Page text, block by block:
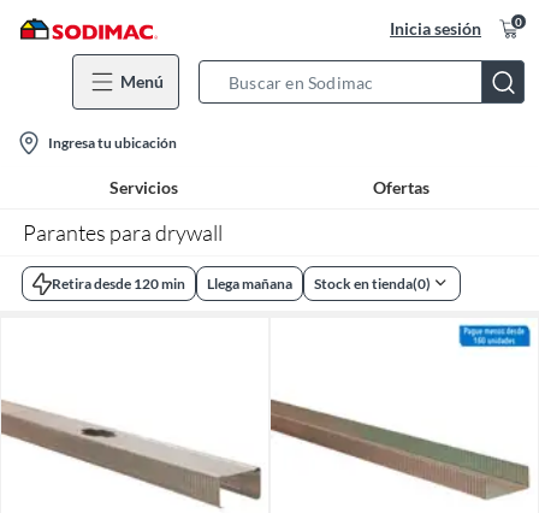
Inicia sesión 0
Menú
Bar
location-
icon
Ingresa tu ubicación
Servicios Ofertas
Parantes para drywall
Retira desde 120 min Llega mañana Stock en tienda(0)